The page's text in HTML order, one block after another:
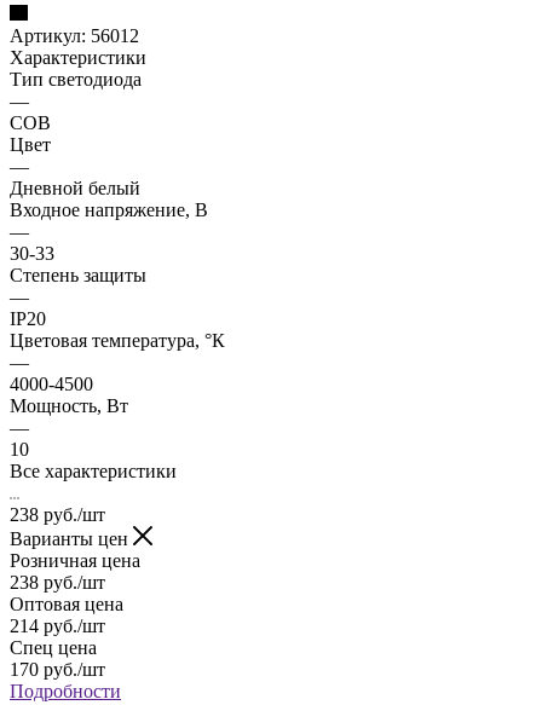
Артикул: 56012
Характеристики
Тип светодиода
—
COB
Цвет
—
Дневной белый
Входное напряжение, В
—
30-33
Степень защиты
—
IP20
Цветовая температура, °К
—
4000-4500
Мощность, Вт
—
10
Все характеристики
238 руб./шт
Варианты цен
Розничная цена
238 руб./шт
Оптовая цена
214 руб./шт
Спец цена
170 руб./шт
Подробности